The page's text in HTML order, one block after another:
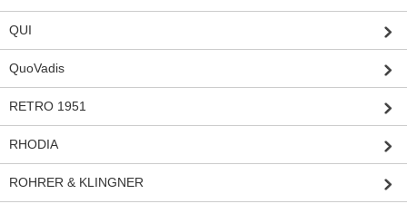
QUI
QuoVadis
RETRO 1951
RHODIA
ROHRER & KLINGNER